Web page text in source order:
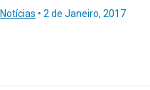
Notícias • 2 de Janeiro, 2017